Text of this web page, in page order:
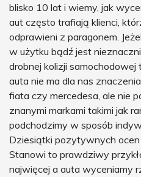
blisko 10 lat i wiemy, jak
aut często trafiają klienci,
odprawieni z paragonem.
w użytku bądź jest
drobnej kolizji samochodowej
auta nie ma dla nas
fiata czy mercedesa, ale nie
znanymi markami takimi jak
podchodzimy w sposób
Dziesiątki pozytywnych
Stanowi to prawdziwy
najwięcej a auta wyceniamy